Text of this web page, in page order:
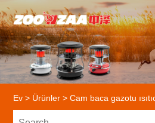
Ev > Ürünler > Cam baca gazotu